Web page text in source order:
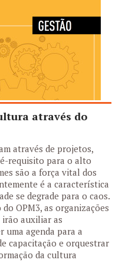
através do
através de projetos,
requisito para o alto
são a força vital dos
é a característica
se degrade para o caos.
OPM3, as organizações
irão auxiliar as
uma agenda para a
capacitação e orquestrar
da cultura